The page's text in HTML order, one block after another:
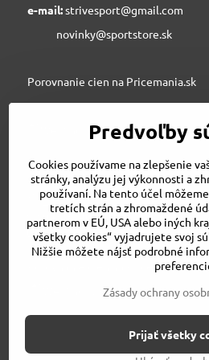
e-mail:strivesport@gmail.com
novinky@sportstore.sk
Porovnanie cien na Pricemania.sk
Sportstore.sk
STRIVE SPORT s.r.o.,
043/3240500
strivesport@gmail.com
Porovnanie cien na Pricemania.sk
Predvoľby
Cookies používame na zlepšenie
stránky, analýzu jej výkonnosti a
používaní. Na tento účel
tretích strán a zhromaždené
partnerom v EÚ, USA alebo iných
všetky cookies“ vyjadrujete svoj
Nižšie môžete nájsť podrobné
Zásady ochrany
Prijať všetky